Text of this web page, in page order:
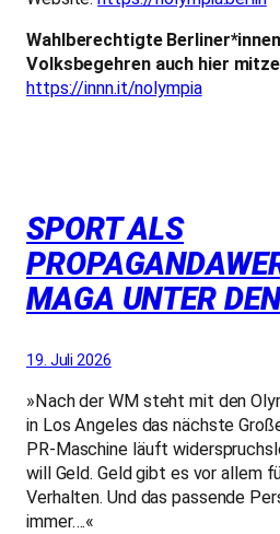
Wahlberechtigte
Volksbegehren auch hier
https://innn.it/nolympia
SPORT ALS
MAGA UNTER
19. Juli 2026
»Nach der WM steht mit den
in Los Angeles das nächste
PR-Maschine läuft
will Geld. Geld gibt es vor allem
Verhalten. Und das passende
immer….«